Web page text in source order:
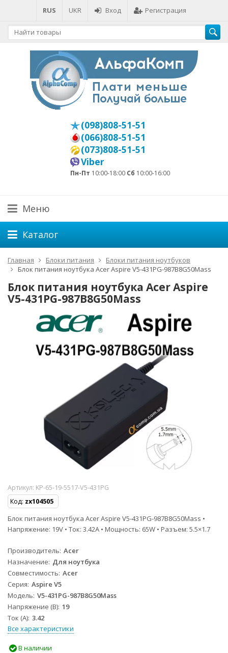
RUS UKR Вход Регистрация
(098)808-51-51
(066)808-51-51
(073)808-51-51
Viber
Пн-Пт 10:00-18:00 Сб 10:00-16:00
Меню
Каталог
Главная Блоки питания
Блоки питания ноутбуков
Блок питания ноутбука Acer Aspire V5-431PG-987B8G50Mass
Блок питания ноутбука Acer Aspire
V5-431PG-987B8G50Mass
Артикул: KP-65-19-5517-V5-431PG
Код: zx104505
Блок питания ноутбука Acer Aspire V5-431PG-987B8G50Mass •
Напряжение: 19V • Ток: 3.42A • Мощность: 65W • Разъем: 5.5×1.7
Производитель Acer
Назначение Для ноутбука
Совместимость Acer
Серия Aspire V5
Модель V5-431PG-987B8G50Mass
Напряжение (В) 19
Ток (А) 3.42
Все характеристики
В наличии